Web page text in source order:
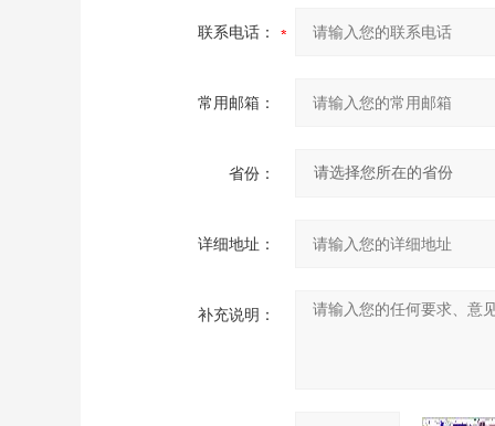
联系电话：
常用邮箱：
省份：
详细地址：
补充说明：